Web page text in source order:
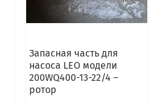
Запасная часть для
насоса LEO модели
200WQ400-13-22/4 –
ротор